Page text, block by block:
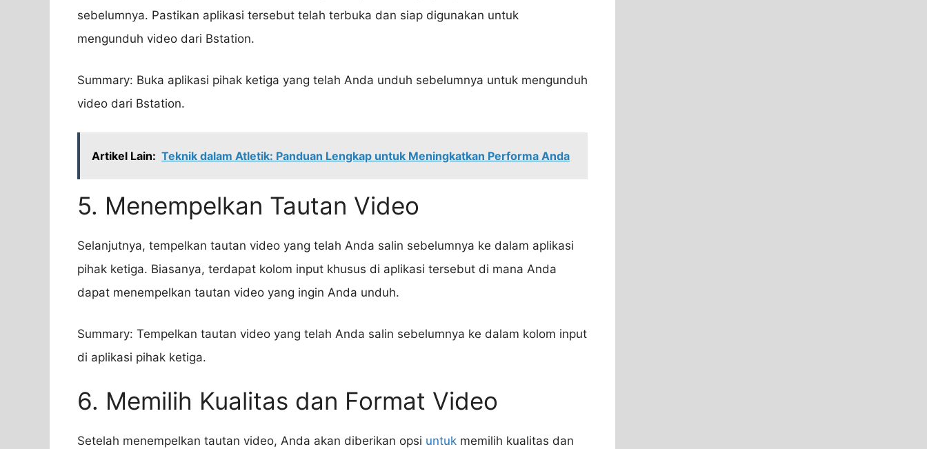
sebelumnya. Pastikan aplikasi tersebut telah terbuka dan siap digunakan untuk
mengunduh video dari Bstation.
Summary: Buka aplikasi pihak ketiga yang telah Anda unduh sebelumnya untuk mengunduh
video dari Bstation.
Artikel Lain: Teknik dalam Atletik: Panduan Lengkap untuk Meningkatkan Performa Anda
5. Menempelkan Tautan Video
Selanjutnya, tempelkan tautan video yang telah Anda salin sebelumnya ke dalam aplikasi
pihak ketiga. Biasanya, terdapat kolom input khusus di aplikasi tersebut di mana Anda
dapat menempelkan tautan video yang ingin Anda unduh.
Summary: Tempelkan tautan video yang telah Anda salin sebelumnya ke dalam kolom input
di aplikasi pihak ketiga.
6. Memilih Kualitas dan Format Video
Setelah menempelkan tautan video, Anda akan diberikan opsi untuk memilih kualitas dan